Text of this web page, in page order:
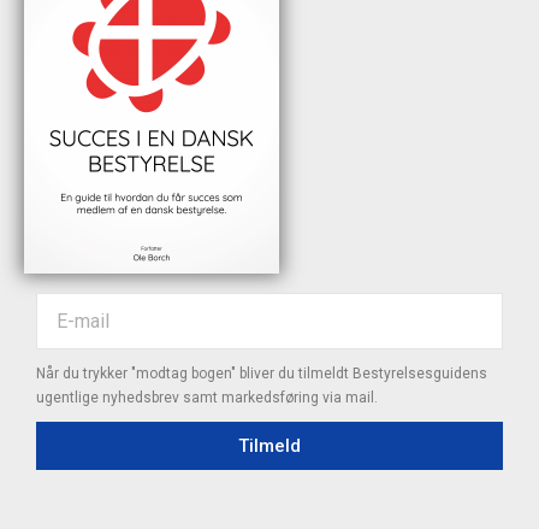
Når du trykker "modtag bogen" bliver du tilmeldt Bestyrelsesguidens
ugentlige nyhedsbrev samt markedsføring via mail.
Tilmeld